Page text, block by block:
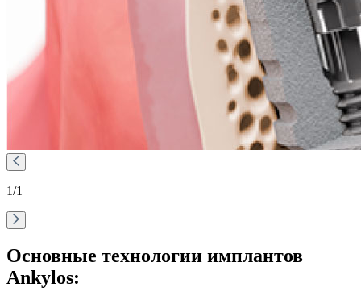
1/1
Основные технологии имплантов
Ankylos: